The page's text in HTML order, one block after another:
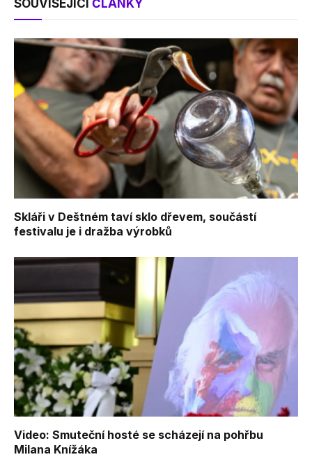
SOUVISEJÍCÍ ČLÁNKY
Skláři v Deštném taví sklo dřevem, součástí
festivalu je i dražba výrobků
Video: Smuteční hosté se scházejí na pohřbu
Milana Knížáka